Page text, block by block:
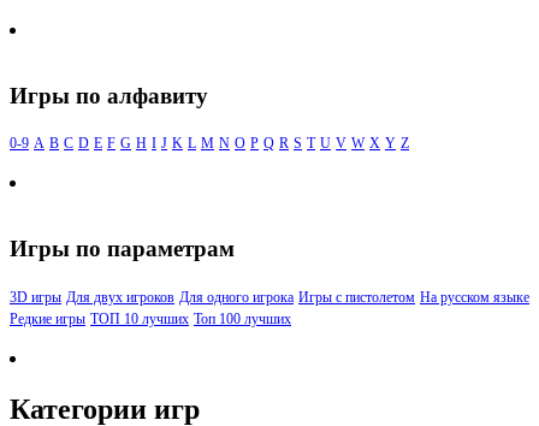
Игры по алфавиту
0-9 A B C D E F G H I J K L M N O P Q R S T U V W X Y Z
Игры по параметрам
3D игры Для двух игроков Для одного игрока Игры с пистолетом На русском языке
Редкие игры ТОП 10 лучших Топ 100 лучших
Категории игр